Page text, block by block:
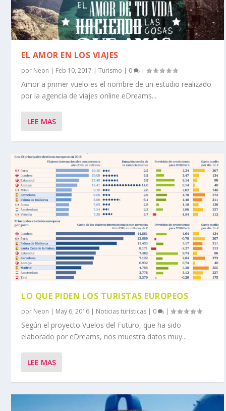
EL AMOR EN LOS VIAJES
por Neon | Feb 10, 2017 |Turismo | 0 |
Amor a primer vuelo es el nombre de un estudio realizado
por la agencia de viajes online eDreams...
LEE MAS
LO QUE PIDEN LOS TURISTAS EUROPEOS
por Neon | May 6, 2016 | Noticias turísticas | 0 |
Según el proyecto Vuelos del Futuro, que ha sido
elaborado por eDreams, nos muestra datos muy...
LEE MAS